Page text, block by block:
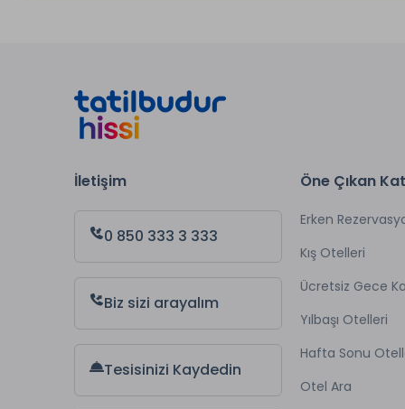
İletişim
0 850 333 3 333
Biz sizi arayalım
Tesisinizi Kaydedin
Öne Çıkan
Erken
Kış Otelleri
Ücretsiz Gece
Yılbaşı Otelleri
Hafta Sonu
Otel Ara